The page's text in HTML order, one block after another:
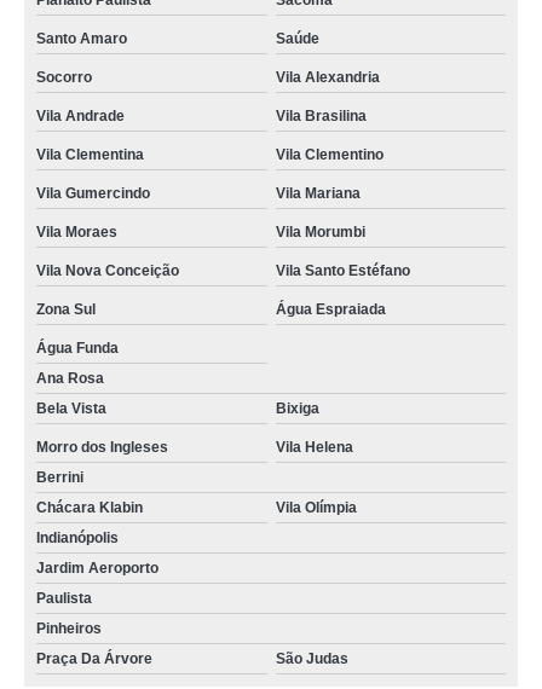
Santo Amaro Saúde
Socorro Vila Alexandria
Vila Andrade Vila Brasilina
Vila Clementina Vila Clementino
Vila Gumercindo Vila Mariana
Vila Moraes Vila Morumbi
Vila Nova Conceição Vila Santo Estéfano
Zona Sul Água Espraiada
Água Funda
Ana Rosa
Bela Vista
Bixiga
Morro dos Ingleses
Vila Helena
Berrini
Chácara Klabin
Vila Olímpia
Indianópolis
Jardim Aeroporto
Paulista
Pinheiros
Praça Da Árvore
São Judas